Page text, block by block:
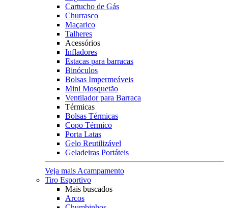
Cartucho de Gás
Churrasco
Maçarico
Talheres
Acessórios
Infladores
Estacas para barracas
Binóculos
Bolsas Impermeáveis
Mini Mosquetão
Ventilador para Barraca
Térmicas
Bolsas Térmicas
Copo Térmico
Porta Latas
Gelo Reutilizável
Geladeiras Portáteis
Veja mais Acampamento
Tiro Esportivo
Mais buscados
Arcos